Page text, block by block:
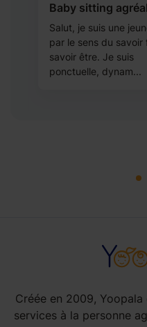
Baby sitting
Salut, je suis une
par le sens du savoir
savoir être. Je suis
ponctuelle, dynam...
Créée en 2009,
services à la personne